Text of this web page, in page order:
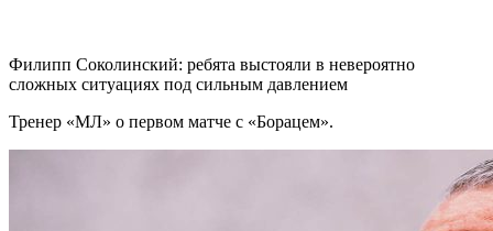
Филипп Соколинский: ребята выстояли в невероятно
сложных ситуациях под сильным давлением
Тренер «МЛ» о первом матче с «Борацем».